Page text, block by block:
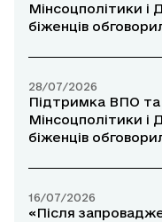
Мінсоцполітики і
біженців
28/07/2026
Підтримка ВПО та
Мінсоцполітики і
біженців
16/07/2026
«Після